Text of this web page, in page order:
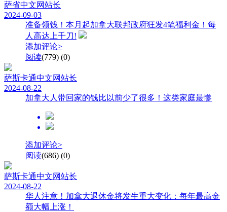
萨省中文网站长
2024-09-03
准备领钱！本月起加拿大联邦政府狂发4笔福利金！每
人高达上千刀!
添加评论>
阅读(779) (0)
萨斯卡通中文网站长
2024-08-22
加拿大人带回家的钱比以前少了很多！这类家庭最惨
添加评论>
阅读(686) (0)
萨斯卡通中文网站长
2024-08-22
华人注意！加拿大退休金将发生重大变化：每年最高金
额大幅上涨！